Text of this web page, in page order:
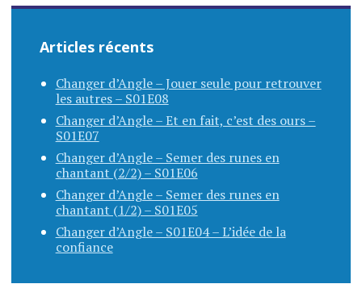
Articles récents
Changer d’Angle – Jouer seule pour retrouver
les autres – S01E08
Changer d’Angle – Et en fait, c’est des ours –
S01E07
Changer d’Angle – Semer des runes en
chantant (2/2) – S01E06
Changer d’Angle – Semer des runes en
chantant (1/2) – S01E05
Changer d’Angle – S01E04 – L’idée de la
confiance